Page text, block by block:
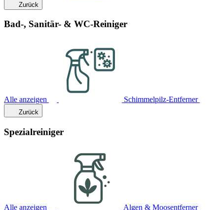
Zurück
Bad-, Sanitär- & WC-Reiniger
Alle anzeigen Schimmelpilz-Entferner
Zurück
Spezialreiniger
Alle anzeigen Algen & Moosentferner